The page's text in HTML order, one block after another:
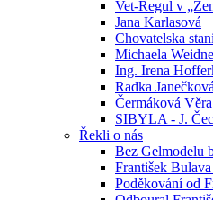
Vet-Regul v
Jana Karlasová
Chovatelska
Michaela
Ing. Irena
Radka Janečková
Čermáková Věra
SIBYLA - J.
Řekli o nás
Bez Gelmodelu
František
Poděkování od